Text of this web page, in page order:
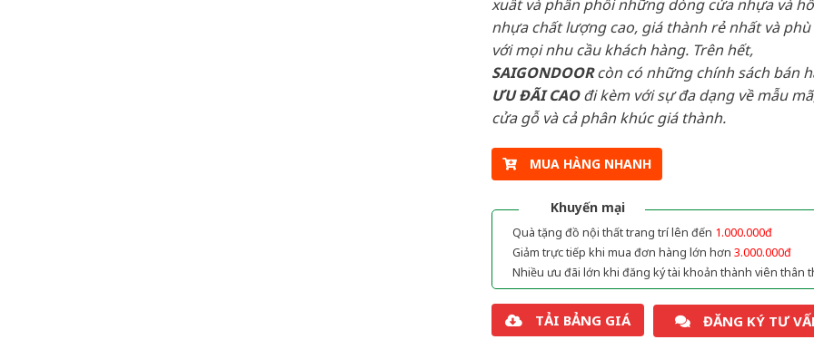
xuất và phân phối những dòng cửa nhựa và
nhựa chất lượng cao, giá thành rẻ nhất và
với mọi nhu cầu khách hàng. Trên hết,
SAIGONDOORcòn có những chính sách bán
ƯU ĐÃI CAOđi kèm với sự đa dạng về mẫu
cửa gỗ và cả phân khúc giá thành.
MUA HÀNG NHANH
Khuyến mại
Quà tặng đồ nội thất trang trí lên đến 1.000.000đ
Giảm trực tiếp khi mua đơn hàng lớn hơn 3.000.000đ
Nhiều ưu đãi lớn khi đăng ký tài khoản thành viên thân
TẢI BẢNG GIÁ ĐĂNG KÝ TƯ